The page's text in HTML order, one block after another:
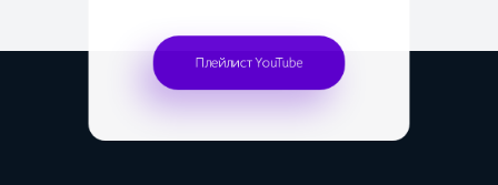
Плейлист YouTube